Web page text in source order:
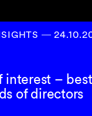
―
interest –
of directors